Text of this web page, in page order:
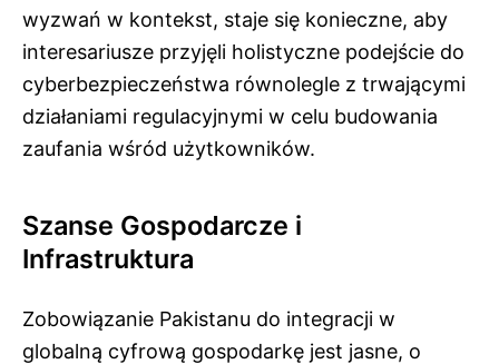
wyzwań w kontekst, staje się konieczne, aby
interesariusze przyjęli holistyczne podejście do
cyberbezpieczeństwa równolegle z trwającymi
działaniami regulacyjnymi w celu budowania
zaufania wśród użytkowników.
Szanse Gospodarcze i
Infrastruktura
Zobowiązanie Pakistanu do integracji w
globalną cyfrową gospodarkę jest jasne, o